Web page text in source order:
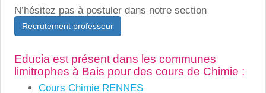
N’hésitez pas à postuler dans notre section
Recrutement professeur
Educia est présent dans les communes
limitrophes à Bais pour des cours de Chimie :
Cours Chimie RENNES